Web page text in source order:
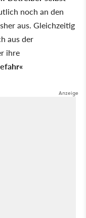
noch an den
aus. Gleichzeitig
aus der
ihre